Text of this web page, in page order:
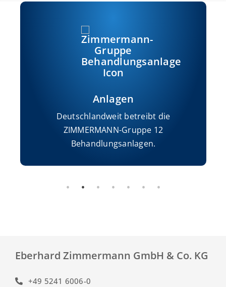
Anlagen
Deutschlandweit betreibt die
ZIMMERMANN-Gruppe 12
Behandlungsanlagen.
Eberhard Zimmermann GmbH & Co. KG
+49 5241 6006-0